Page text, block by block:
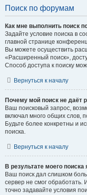
Поиск по форумам
Как мне выполнить поиск
Задайте условие поиска в
главной странице
Вы можете осуществить
«Расширенный поиск»,
Способ доступа к поиску
Вернуться к началу
Почему мой поиск не даёт
Ваш поисковый запрос,
включал много общих слов,
Будьте более конкретны и
поиска.
Вернуться к началу
В результате моего
Ваш поиск дал слишком
сервер не смог
точно задавайте условия